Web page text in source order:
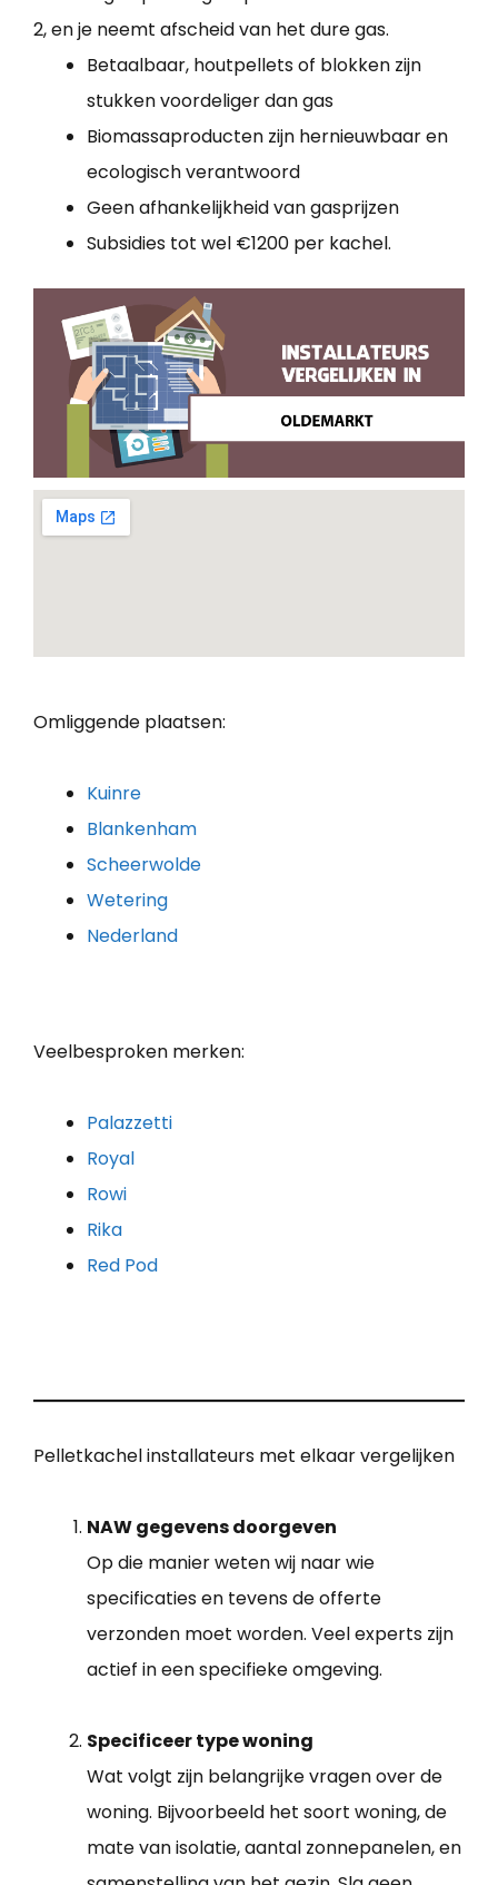
2, en je neemt afscheid van het dure gas.
Betaalbaar, houtpellets of blokken zijn
stukken voordeliger dan gas
Biomassaproducten zijn hernieuwbaar en
ecologisch verantwoord
Geen afhankelijkheid van gasprijzen
Subsidies tot wel €1200 per kachel.
Omliggende plaatsen:
Kuinre
Blankenham
Scheerwolde
Wetering
Nederland
Veelbesproken merken:
Palazzetti
Royal
Rowi
Rika
Red Pod
Pelletkachel installateurs met elkaar vergelijken
NAW gegevens doorgeven
Op die manier weten wij naar wie
specificaties en tevens de offerte
verzonden moet worden. Veel experts zijn
actief in een specifieke omgeving.
Specificeer type woning
Wat volgt zijn belangrijke vragen over de
woning. Bijvoorbeeld het soort woning, de
mate van isolatie, aantal zonnepanelen, en